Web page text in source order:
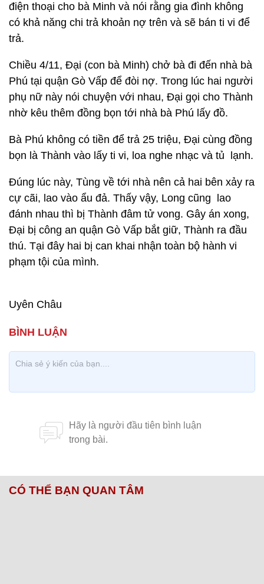
điện thoại cho bà Minh và nói rằng gia đình không
có khả năng chi trả khoản nợ trên và sẽ bán ti vi để
trả.
Chiều 4/11, Đại (con bà Minh) chở bà đi đến nhà bà
Phú tại quận Gò Vấp để đòi nợ. Trong lúc hai người
phụ nữ này nói chuyện với nhau, Đại gọi cho Thành
nhờ kêu thêm đồng bọn tới nhà bà Phú lấy đồ.
Bà Phú không có tiền để trả 25 triệu, Đại cùng đồng
bọn là Thành vào lấy ti vi, loa nghe nhạc và tủ lạnh.
Đúng lúc này, Tùng về tới nhà nên cả hai bên xảy ra
cự cãi, lao vào ẩu đả. Thấy vậy, Long cũng lao
đánh nhau thì bị Thành đâm tử vong. Gây án xong,
Đại bị công an quận Gò Vấp bắt giữ, Thành ra đầu
thú. Tại đây hai bị can khai nhận toàn bộ hành vi
phạm tội của mình.
Uyên Châu
CÓ THỂ BẠN QUAN TÂM